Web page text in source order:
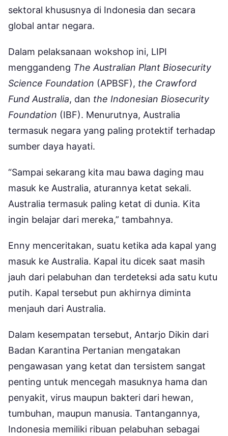
sektoral khususnya di Indonesia dan secara
global antar negara.
Dalam pelaksanaan wokshop ini, LIPI
menggandeng The Australian Plant Biosecurity
Science Foundation (APBSF), the Crawford
Fund Australia, dan the Indonesian Biosecurity
Foundation (IBF). Menurutnya, Australia
termasuk negara yang paling protektif terhadap
sumber daya hayati.
“Sampai sekarang kita mau bawa daging mau
masuk ke Australia, aturannya ketat sekali.
Australia termasuk paling ketat di dunia. Kita
ingin belajar dari mereka,” tambahnya.
Enny menceritakan, suatu ketika ada kapal yang
masuk ke Australia. Kapal itu dicek saat masih
jauh dari pelabuhan dan terdeteksi ada satu kutu
putih. Kapal tersebut pun akhirnya diminta
menjauh dari Australia.
Dalam kesempatan tersebut, Antarjo Dikin dari
Badan Karantina Pertanian mengatakan
pengawasan yang ketat dan tersistem sangat
penting untuk mencegah masuknya hama dan
penyakit, virus maupun bakteri dari hewan,
tumbuhan, maupun manusia. Tantangannya,
Indonesia memiliki ribuan pelabuhan sebagai